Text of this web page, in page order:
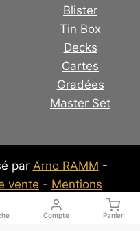
Blister
Tin Box
Decks
Cartes
Gradées
Master Set
par Arno RAMM -
vente - Mentions
confidentialité
Compte Panier